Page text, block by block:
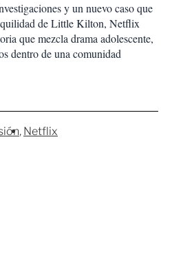
y un nuevo caso que
de Little Kilton, Netflix
que mezcla drama adolescente,
dentro de una comunidad
Netflix